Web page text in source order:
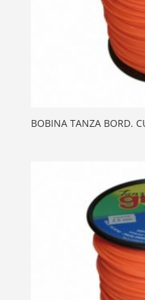
BOBINA TANZA BORD.